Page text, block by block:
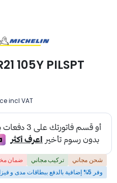
105Y PILSPT
incl VAT:
شحن مجاني تركيب مجاني
ضمان
وفر 5% إضافية بالدفع ببطاقات مدى و فيزا